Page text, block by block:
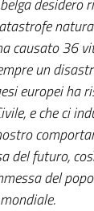
desidero
causato 36
un
europei ha
e che ci
del futuro,
del